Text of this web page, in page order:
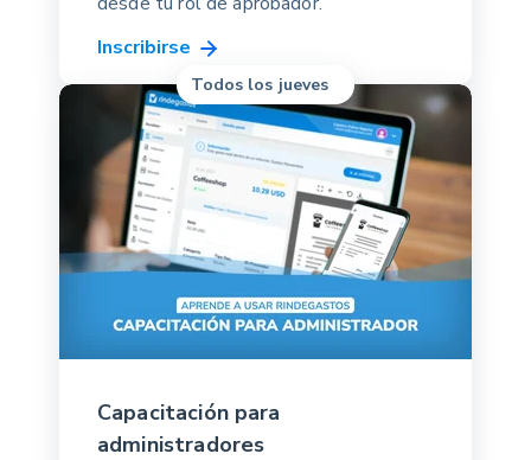
Inscribirse
Todos los jueves
Capacitación para
administradores